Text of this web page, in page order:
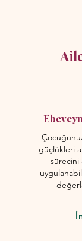
güçlükleri
sürecini